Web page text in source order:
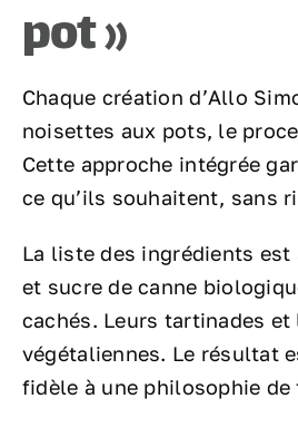
pot »
Chaque création d’Allo
noisettes aux pots, le
Cette approche intégrée
ce qu’ils souhaitent, sans
La liste des ingrédients
et sucre de canne
cachés. Leurs tartinades
végétaliennes. Le résultat
fidèle à une philosophie